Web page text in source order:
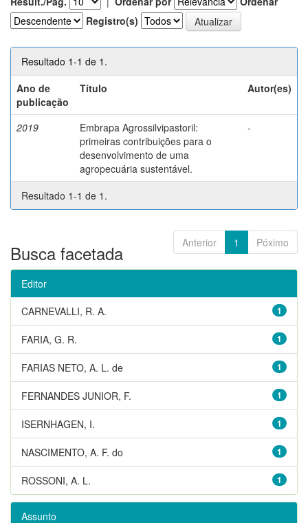
Registro(s)
Resultado 1-1 de 1.
Ano de
publicação
Título Autor(es)
2019
Embrapa Agrossilvipastoril:
primeiras contribuições para o
desenvolvimento de uma
agropecuária sustentável.
-
Resultado 1-1 de 1.
Anterior 1 Póximo
Busca facetada
Editor
1
CARNEVALLI, R. A.
1
FARIA, G. R.
1
FARIAS NETO, A. L. de
1
FERNANDES JUNIOR, F.
1
ISERNHAGEN, I.
1
NASCIMENTO, A. F. do
1
ROSSONI, A. L.
Assunto